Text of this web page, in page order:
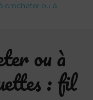
vide.
crocheter ou à
ou à
: fil